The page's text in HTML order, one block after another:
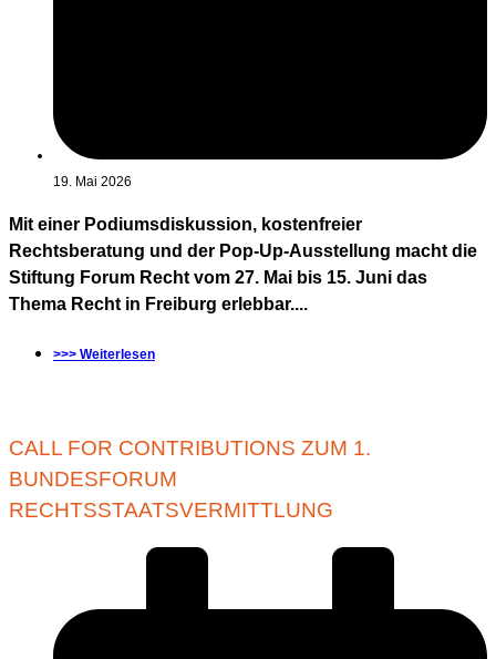
19. Mai 2026
Mit einer Podiumsdiskussion, kostenfreier
Rechtsberatung und der Pop-Up-Ausstellung macht die
Stiftung Forum Recht vom 27. Mai bis 15. Juni das
Thema Recht in Freiburg erlebbar....
>>> Weiterlesen
CALL FOR CONTRIBUTIONS ZUM 1.
BUNDESFORUM
RECHTSSTAATSVERMITTLUNG